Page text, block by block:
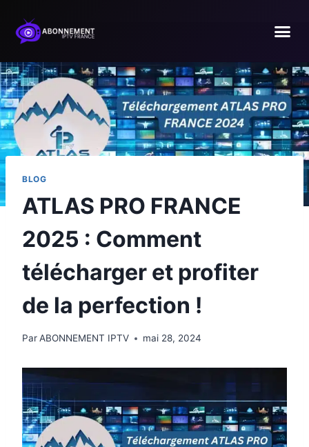
BLOG
ATLAS PRO FRANCE
2025 : Comment
télécharger et profiter
de la perfection !
ParABONNEMENT IPTV mai 28, 2024